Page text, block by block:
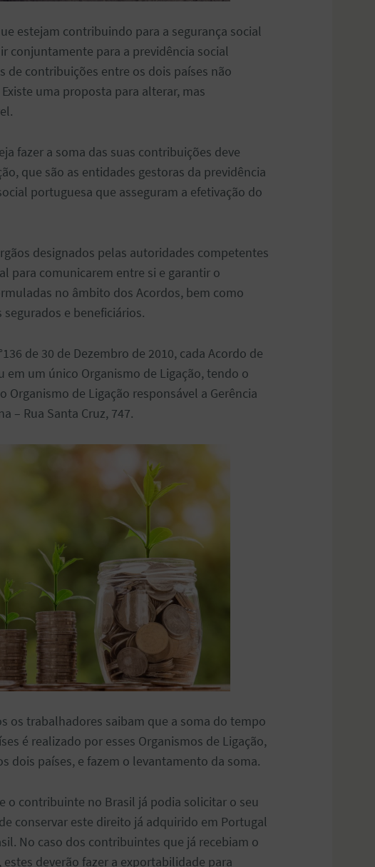
estejam contribuindo para a segurança social
conjuntamente para a previdência social
de contribuições entre os dois países não
uma proposta para alterar, mas
fazer a soma das suas contribuições deve
que são as entidades gestoras da previdência
portuguesa que asseguram a efetivação do
designados pelas autoridades competentes
para comunicarem entre si e garantir o
no âmbito dos Acordos, bem como
e beneficiários.
de 30 de Dezembro de 2010, cada Acordo de
em um único Organismo de Ligação, tendo o
Organismo de Ligação responsável a Gerência
– Rua Santa Cruz, 747.
os trabalhadores saibam que a soma do tempo
é realizado por esses Organismos de Ligação,
dois países, e fazem o levantamento da soma.
o contribuinte no Brasil já podia solicitar o seu
conservar este direito já adquirido em Portugal
No caso dos contribuintes que já recebiam o
deverão fazer a exportabilidade para